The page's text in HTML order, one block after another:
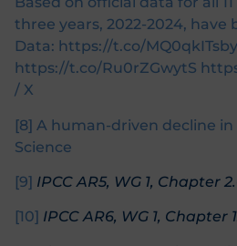
three years, 2022-2024,
Data: https://t.co/MQ0qkITsby
https://t.co/Ru0rZGwytS
/ X
[8] A human-driven decline
Science
[9] IPCC AR5, WG 1, Chapter
[10] IPCC AR6, WG 1, Chapter